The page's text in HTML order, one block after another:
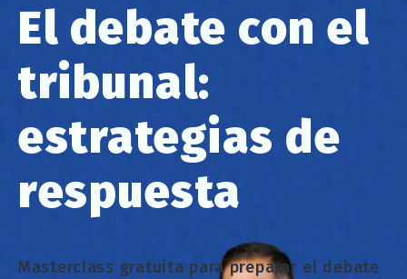
El debate con el
tribunal:
estrategias de
respuesta
Masterclass gratuita para preparar el debate